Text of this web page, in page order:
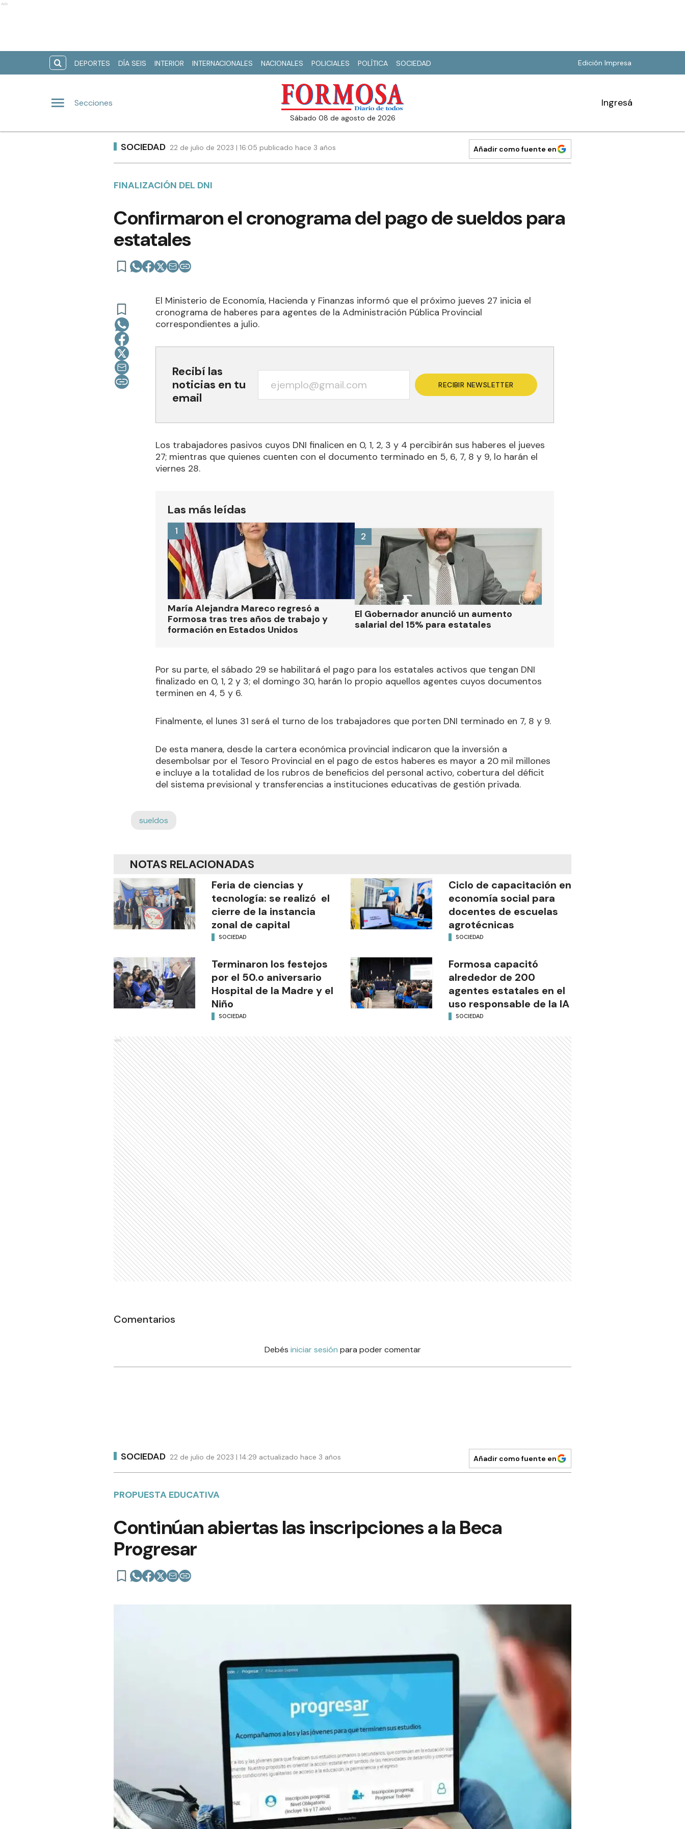
Ads
DEPORTES DÍA SEIS INTERIOR INTERNACIONALES NACIONALES POLICIALES POLÍTICA SOCIEDAD Edición Impresa
Secciones
sábado 08 de agosto de 2026
Ingresá
SOCIEDAD 22 de julio de 2023 | 16:05 publicado hace 3 años Añadir como fuente en
FINALIZACIÓN DEL DNI
Confirmaron el cronograma del pago de sueldos para
estatales
El Ministerio de Economía, Hacienda y Finanzas informó que el próximo jueves 27 inicia el
cronograma de haberes para agentes de la Administración Pública Provincial
correspondientes a julio.
Recibí las
noticias en tu
email
RECIBIR NEWSLETTER
Los trabajadores pasivos cuyos DNI finalicen en 0, 1, 2, 3 y 4 percibirán sus haberes el jueves
27; mientras que quienes cuenten con el documento terminado en 5, 6, 7, 8 y 9, lo harán el
viernes 28.
Las más leídas
María Alejandra Mareco regresó a
Formosa tras tres años de trabajo y
formación en Estados Unidos
1
El Gobernador anunció un aumento
salarial del 15% para estatales
2
Por su parte, el sábado 29 se habilitará el pago para los estatales activos que tengan DNI
finalizado en 0, 1, 2 y 3; el domingo 30, harán lo propio aquellos agentes cuyos documentos
terminen en 4, 5 y 6.
Finalmente, el lunes 31 será el turno de los trabajadores que porten DNI terminado en 7, 8 y 9.
De esta manera, desde la cartera económica provincial indicaron que la inversión a
desembolsar por el Tesoro Provincial en el pago de estos haberes es mayor a 20 mil millones
e incluye a la totalidad de los rubros de beneficios del personal activo, cobertura del déficit
del sistema previsional y transferencias a instituciones educativas de gestión privada.
sueldos
NOTAS RELACIONADAS
Feria de ciencias y
tecnología: se realizó el
cierre de la instancia
zonal de capital
SOCIEDAD
Ciclo de capacitación en
economía social para
docentes de escuelas
agrotécnicas
SOCIEDAD
Terminaron los festejos
por el 50.o aniversario
Hospital de la Madre y el
Niño
SOCIEDAD
Formosa capacitó
alrededor de 200
agentes estatales en el
uso responsable de la IA
SOCIEDAD
Ads
Comentarios
Debés iniciar sesión para poder comentar
SOCIEDAD 22 de julio de 2023 | 14:29 actualizado hace 3 años Añadir como fuente en
PROPUESTA EDUCATIVA
Continúan abiertas las inscripciones a la Beca
Progresar